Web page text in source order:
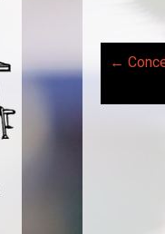
Post
←